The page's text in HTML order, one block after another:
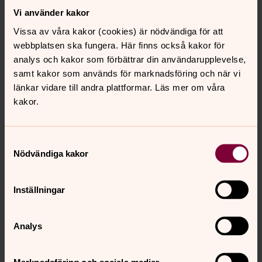
Vi använder kakor
Vissa av våra kakor (cookies) är nödvändiga för att
webbplatsen ska fungera. Här finns också kakor för
analys och kakor som förbättrar din användarupplevelse,
samt kakor som används för marknadsföring och när vi
länkar vidare till andra plattformar. Läs mer om våra
kakor.
Nödvändiga kakor
Inställningar
Analys
Då gick Jesus fram till dem och
talade till dem: Åt mig har getts
lärjungar: döp dem i Faderns och
Sonens och den heliga Andens
namn och lär dem att hålla alla de
bud som jag har gett er. Och jag
är med er alla dagar till tidens